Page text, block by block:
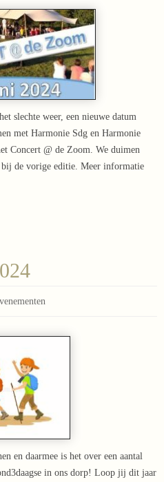
slechte weer, een nieuwe datum
met Harmonie Sdg en Harmonie
Concert @ de Zoom. We duimen
de vorige editie. Meer informatie
en daarmee is het over een aantal
in ons dorp! Loop jij dit jaar